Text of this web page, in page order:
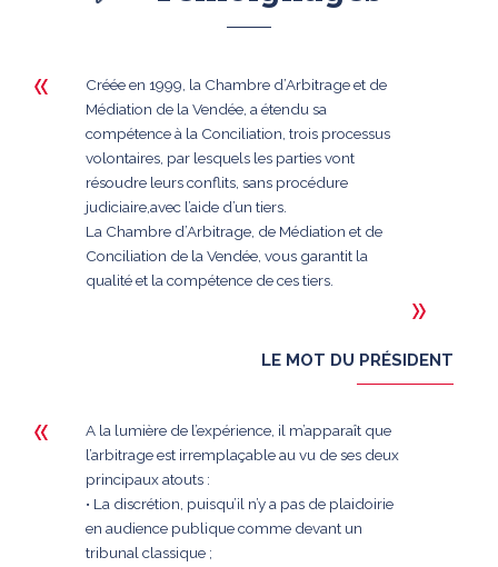
Créée en 1999, la Chambre d’Arbitrage et de
Médiation de la Vendée, a étendu sa
compétence à la Conciliation, trois processus
volontaires, par lesquels les parties vont
résoudre leurs conflits, sans procédure
judiciaire,avec l’aide d’un tiers.
La Chambre d’Arbitrage, de Médiation et de
Conciliation de la Vendée, vous garantit la
qualité et la compétence de ces tiers.
LE MOT DU PRÉSIDENT
A la lumière de l’expérience, il m’apparaît que
l’arbitrage est irremplaçable au vu de ses deux
principaux atouts :
• La discrétion, puisqu’il n’y a pas de plaidoirie
en audience publique comme devant un
tribunal classique ;